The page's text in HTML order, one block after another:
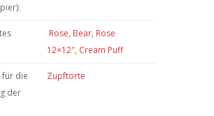
Rose, Bear, Rose
12×12″, Cream Puff
für die
der
Zupftorte